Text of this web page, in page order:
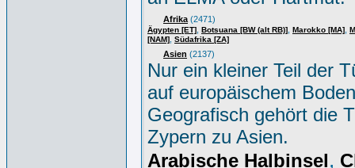
Afrika (2471)
Ägypten [ET] Botsuana [BW (alt RB)] Marokko [MA]
[NAM] Südafrika [ZA]
Asien (2137)
Nur ein kleiner Teil der
auf europäischem
Geografisch gehört die
Zypern zu Asien.
Arabische Halbinsel,